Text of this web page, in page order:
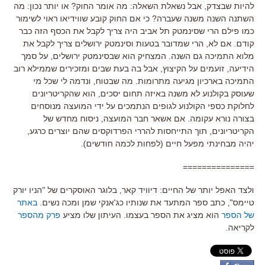
להיות שבצדק, אבל נשאלת השאלה: מה אומר החוק? או יותר נכון: מה
השתנה השנה משנה שעברה? כי אם החוק קובע שווידיאו ראוי לשימור
כמו פילם הרי שסינמטק תל אביב היה צריך לקבל את הכסף הזה כבר
קודם. אם לא, הרי שמדובר בטעות וסינמטק ירושלים צריך לקבל את
מלוא התמיכה גם השנה. המצחיק הוא שבסינמטק ירושלים, על סמך
הידיעה, זועמים על הקיצוץ, אבל בה בעת שבים ומזכירים שממילא רוב
התמיכה בארכיון מגיעה מתרומות. מה שבטוח, ונדמה לי שכל מי
שעוסק בקולנוע לא משנה באיזה תחום יסכים, הוא שהקריטריונים
לחלוקת כספי הקולנוע לגופים הנתמכים על ידי המועצה מנוסחים
בצורה נורא עקומה. אם אשאר חבר המועצה, ניסוח מחדש של
הקריטריונים, תוך התייחסות להררי הפרדוקסים שהם יוצרים כרגע,
יהיה מבחינתי מפעל חיים (לפחות לכמה חודשים).
===============
ולצד האפל יותר של החיים: דיוויד קאר, בלוגר האוסקרים של "הניו יורק
טיימס", כתב ספר המתעד את שנותיו כג'אנקי שמן ומכה נשים. באתר
של הספר הוא מציג את הספר בעצמו. העיתון שלו מציע פרק מהספר
לקריאה.